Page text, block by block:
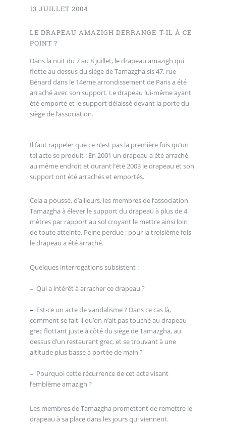
13 JUILLET 2004
LE DRAPEAU AMAZIGH DERRANGE-T-IL À CE
POINT ?
Dans la nuit du 7 au 8 juillet, le drapeau amazigh qui
flotte au dessus du siège de Tamazgha sis 47, rue
Bénard dans le 14eme arrondissement de Paris a été
arraché avec son support. Le drapeau lui-même ayant
été emporté et le support délaissé devant la porte du
siège de l’association.
Il faut rappeler que ce n’est pas la première fois qu’un
tel acte se produit : En 2001 un drapeau a été arraché
au même endroit et durant l’été 2003 le drapeau et son
support ont été arrachés et emportés.
Cela a poussé, d’ailleurs, les membres de l’association
Tamazgha à élever le support du drapeau à plus de 4
mètres par rapport au sol croyant le mettre ainsi loin
de toute atteinte. Peine perdue : pour la troisième fois
le drapeau a été arraché.
Quelques interrogations subsistent :
– Qui a intérêt à arracher ce drapeau ?
– Est-ce un acte de vandalisme ? Dans ce cas là,
comment se fait-il qu’on n’ait pas touché au drapeau
grec flottant juste à côté du siège de Tamazgha, au
dessus d’un restaurant grec, et se trouvant à une
altitude plus basse à portée de main ?
– Pourquoi cette récurrence de cet acte visant
l’emblème amazigh ?
Les membres de Tamazgha promettent de remettre le
drapeau à sa place dans les jours qui viennent.